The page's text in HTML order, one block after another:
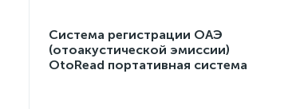
Система регистрации ОАЭ
(отоакустической эмиссии)
OtoRead портативная система